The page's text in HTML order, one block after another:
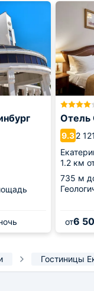
Отель
9.32
1.2 км
735 м
от6
Гостиницы